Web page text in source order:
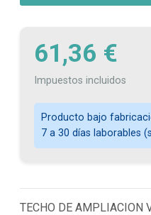
61,36 €
Impuestos incluidos
Producto bajo
7 a 30 días laborables
TECHO DE AMPLIACION